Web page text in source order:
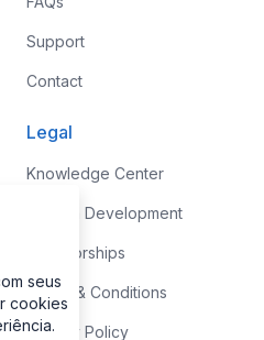
Support
Contact
Legal
Knowledge Center
Custom Development
Sponsorships
Terms & Conditions
Privacy Policy
seus
cookies